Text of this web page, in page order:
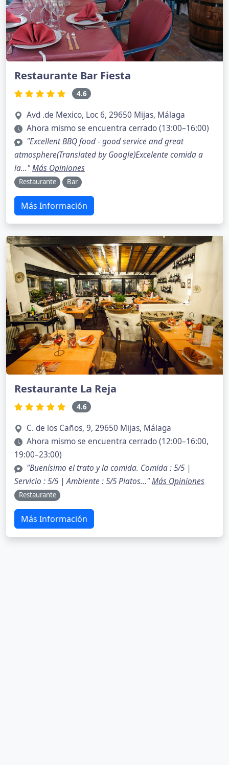
Restaurante Bar Fiesta
4.6
Avd .de Mexico, Loc 6, 29650 Mijas, Málaga
Ahora mismo se encuentra cerrado (13:00–16:00)
"Excellent BBQ food - good service and great
atmosphere(Translated by Google)Excelente comida a
la..."Más Opiniones
Restaurante Bar
Más Información
Restaurante La Reja
4.6
C. de los Caños, 9, 29650 Mijas, Málaga
Ahora mismo se encuentra cerrado (12:00–16:00,
19:00–23:00)
"Buenísimo el trato y la comida. Comida : 5/5 |
Servicio : 5/5 | Ambiente : 5/5 Platos..."Más Opiniones
Restaurante
Más Información